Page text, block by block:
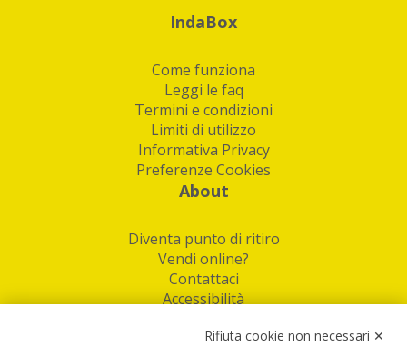
IndaBox
Come funziona
Leggi le faq
Termini e condizioni
Limiti di utilizzo
Informativa Privacy
Preferenze Cookies
About
Diventa punto di ritiro
Vendi online?
Contattaci
Accessibilità
Rifiuta cookie non necessari ✕